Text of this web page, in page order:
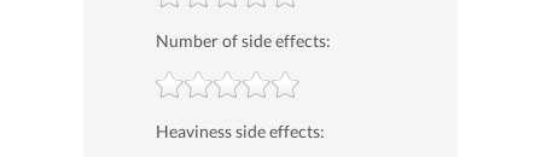
Number of side effects:
Heaviness side effects: